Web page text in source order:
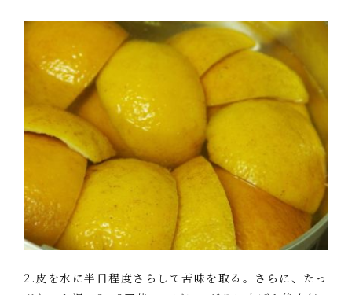
2.皮を水に半日程度さらして苦味を取る。さらに、たっ